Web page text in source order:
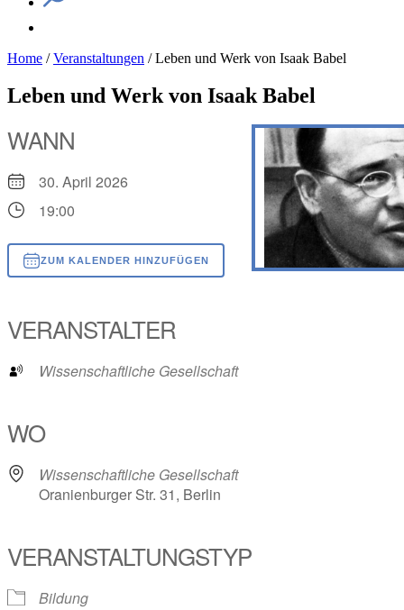
Home /Veranstaltungen /Leben und Werk von Isaak Babel
Leben und Werk von Isaak Babel
WANN
30. April 2026
19:00
ZUM KALENDER HINZUFÜGEN
VERANSTALTER
Wissenschaftliche Gesellschaft
WO
Wissenschaftliche Gesellschaft
Oranienburger Str. 31, Berlin
VERANSTALTUNGSTYP
Bildung